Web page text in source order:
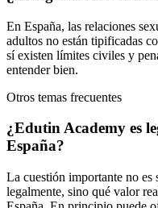
En España, las relaciones
adultos no están tipificadas
sí existen límites civiles y
entender bien.
Otros temas frecuentes
¿Edutin Academy es
España?
La cuestión importante no
legalmente, sino qué valor